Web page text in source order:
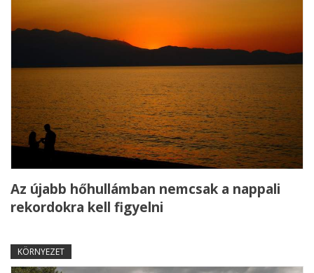
Az újabb hőhullámban nemcsak a nappali
rekordokra kell figyelni
KÖRNYEZET